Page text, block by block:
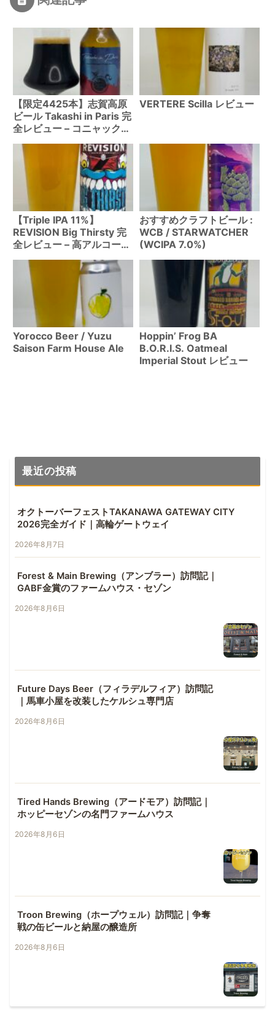
【限定4425本】志賀高原
ビール Takashi in Paris 完
全レビュー – コニャック樽
アルスタウト
VERTERE Scilla レビュー
【Triple IPA 11%】
REVISION Big Thirsty 完
全レビュー – 高アルコール
ンス
おすすめクラフトビール :
WCB / STARWATCHER
(WCIPA 7.0%)
Yorocco Beer / Yuzu
Saison Farm House Ale
Hoppin’ Frog BA
B.O.R.I.S. Oatmeal
Imperial Stout レビュー
最近の投稿
オクトーバーフェストTAKANAWA GATEWAY CITY
2026完全ガイド｜高輪ゲートウェイ
2026年8月7日
Forest & Main Brewing（アンブラー）訪問記｜
GABF金賞のファームハウス・セゾン
2026年8月6日
Future Days Beer（フィラデルフィア）訪問記
｜馬車小屋を改装したケルシュ専門店
2026年8月6日
Tired Hands Brewing（アードモア）訪問記｜
ホッピーセゾンの名門ファームハウス
2026年8月6日
Troon Brewing（ホープウェル）訪問記｜争奪
戦の缶ビールと納屋の醸造所
2026年8月6日